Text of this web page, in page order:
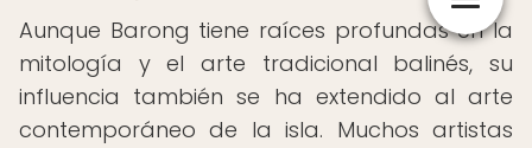
Aunque Barong tiene raíces profundas en la
mitología y el arte tradicional balinés, su
influencia también se ha extendido al arte
contemporáneo de la isla. Muchos artistas